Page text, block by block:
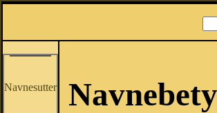
Navnesutter